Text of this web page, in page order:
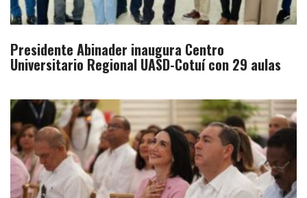
Presidente Abinader inaugura Centro
Universitario Regional UASD-Cotuí con 29 aulas